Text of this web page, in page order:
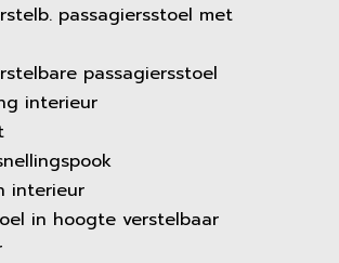
passagiersstoel met
passagiersstoel
interieur
interieur
in hoogte verstelbaar